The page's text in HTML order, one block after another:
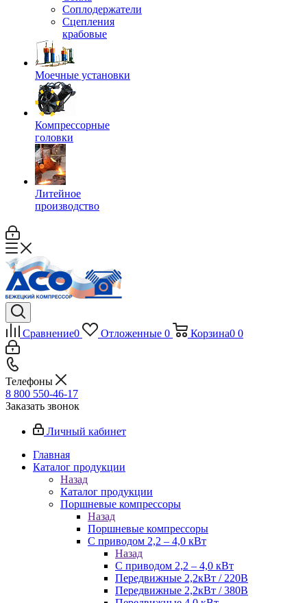
Соплодержатели
Сцепления
крабовые
Моечные установки
Компрессорные
головки
Литейное
производство
Сравнение0 Отложенные 0 Корзина0 0
Телефоны
8 800 550-46-17
Заказать звонок
Личный кабинет
Главная
Каталог продукции
Назад
Каталог продукции
Поршневые компрессоры
Назад
Поршневые компрессоры
С приводом 2,2 – 4,0 кВт
Назад
С приводом 2,2 – 4,0 кВт
Передвижные 2,2кВт / 220В
Передвижные 2,2кВт / 380В